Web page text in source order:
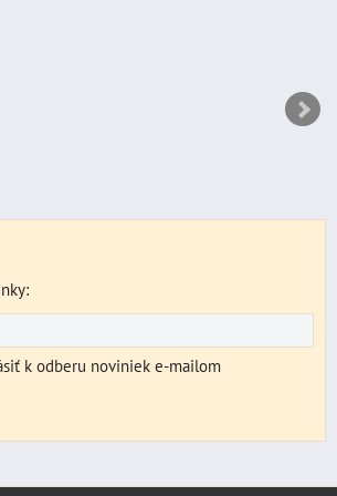
k odberu noviniek e-mailom